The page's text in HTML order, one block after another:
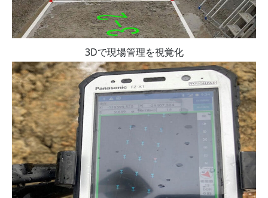
3Dで現場管理を視覚化